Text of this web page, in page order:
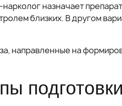
назначает
близких. В другом
направленные на
подготовки